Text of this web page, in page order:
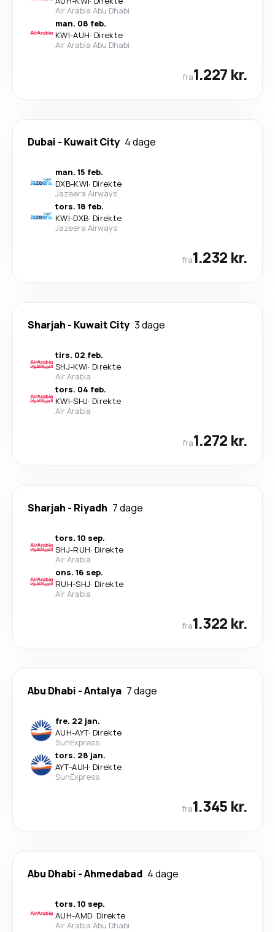
Air Arabia Abu Dhabi
man. 08 feb.
KWI-AUH· Direkte
Air Arabia Abu Dhabi
fra1.227 kr.
Dubai - Kuwait City 4 dage
man. 15 feb.
DXB-KWI· Direkte
Jazeera Airways
tors. 18 feb.
KWI-DXB· Direkte
Jazeera Airways
fra1.232 kr.
Sharjah - Kuwait City 3 dage
tirs. 02 feb.
SHJ-KWI· Direkte
Air Arabia
tors. 04 feb.
KWI-SHJ· Direkte
Air Arabia
fra1.272 kr.
Sharjah - Riyadh 7 dage
tors. 10 sep.
SHJ-RUH· Direkte
Air Arabia
ons. 16 sep.
RUH-SHJ· Direkte
Air Arabia
fra1.322 kr.
Abu Dhabi -Antalya 7 dage
fre. 22 jan.
AUH-AYT· Direkte
SunExpress
tors. 28 jan.
AYT-AUH· Direkte
SunExpress
fra1.345 kr.
Abu Dhabi -Ahmedabad 4 dage
tors. 10 sep.
AUH-AMD· Direkte
Air Arabia Abu Dhabi